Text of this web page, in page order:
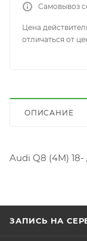
Самовывоз
Цена
отличаться от
ОПИСАНИЕ
Audi Q8 (4M) 18-
ЗАПИСЬ НА